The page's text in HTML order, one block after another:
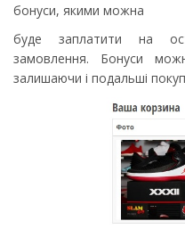
бонуси, якими можна
буде заплатити на
замовлення. Бонуси
залишаючи і подальші